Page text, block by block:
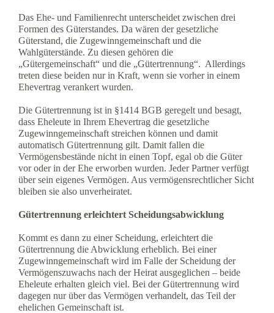
Das Ehe- und Familienrecht unterscheidet zwischen drei
Formen des Güterstandes. Da wären der gesetzliche
Güterstand, die Zugewinngemeinschaft und die
Wahlgüterstände. Zu diesen gehören die
„Gütergemeinschaft“ und die „Gütertrennung“. Allerdings
treten diese beiden nur in Kraft, wenn sie vorher in einem
Ehevertrag verankert wurden.
Die Gütertrennung ist in §1414 BGB geregelt und besagt,
dass Eheleute in Ihrem Ehevertrag die gesetzliche
Zugewinngemeinschaft streichen können und damit
automatisch Gütertrennung gilt. Damit fallen die
Vermögensbestände nicht in einen Topf, egal ob die Güter
vor oder in der Ehe erworben wurden. Jeder Partner verfügt
über sein eigenes Vermögen. Aus vermögensrechtlicher Sicht
bleiben sie also unverheiratet.
Gütertrennung erleichtert Scheidungsabwicklung
Kommt es dann zu einer Scheidung, erleichtert die
Gütertrennung die Abwicklung erheblich. Bei einer
Zugewinngemeinschaft wird im Falle der Scheidung der
Vermögenszuwachs nach der Heirat ausgeglichen – beide
Eheleute erhalten gleich viel. Bei der Gütertrennung wird
dagegen nur über das Vermögen verhandelt, das Teil der
ehelichen Gemeinschaft ist.